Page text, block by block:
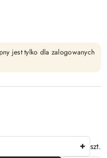
jest tylko dla zalogowanych
szt.